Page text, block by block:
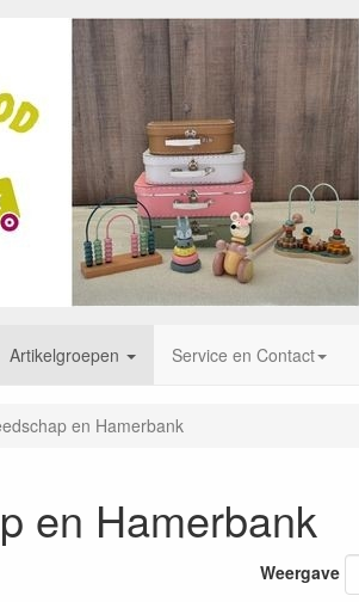
Artikelgroepen Service en Contact
en Hamerbank
en Hamerbank
Weergave